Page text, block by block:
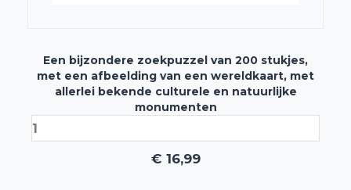
Een bijzondere zoekpuzzel van 200 stukjes,
met een afbeelding van een wereldkaart, met
allerlei bekende culturele en natuurlijke
monumenten
€ 16,99